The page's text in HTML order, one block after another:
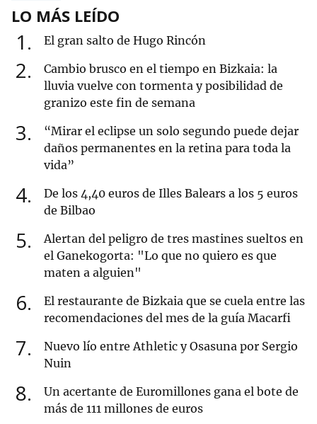
LO MÁS LEÍDO
1 El gran salto de Hugo Rincón
2
Cambio brusco en el tiempo en Bizkaia: la
lluvia vuelve con tormenta y posibilidad de
granizo este fin de semana
3
“Mirar el eclipse un solo segundo puede dejar
daños permanentes en la retina para toda la
vida”
4
De los 4,40 euros de Illes Balears a los 5 euros
de Bilbao
5
Alertan del peligro de tres mastines sueltos en
el Ganekogorta: "Lo que no quiero es que
maten a alguien"
6
El restaurante de Bizkaia que se cuela entre las
recomendaciones del mes de la guía Macarfi
7
Nuevo lío entre Athletic y Osasuna por Sergio
Nuin
8
Un acertante de Euromillones gana el bote de
más de 111 millones de euros